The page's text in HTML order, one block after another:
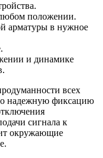
положении.
арматуры в нужное
и динамике
всех
надежную фиксацию
сигнала к
окружающие